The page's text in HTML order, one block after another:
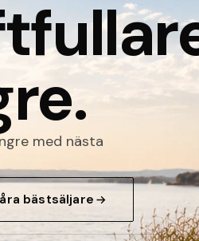
med nästa
bästsäljare